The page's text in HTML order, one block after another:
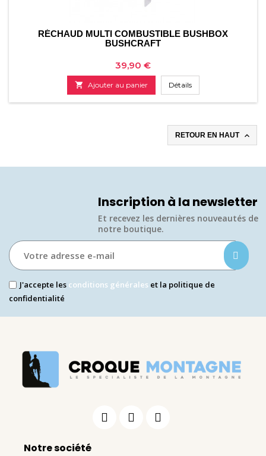
RÉCHAUD MULTI COMBUSTIBLE BUSHBOX
BUSHCRAFT
Prix
39,90 €
 Ajouter au panier Détails
RETOUR EN HAUT 
Inscription à la newsletter
Et recevez les dernières nouveautés de
notre boutique.​
J'accepte les conditions générales et la politique de
confidentialité
Notre société